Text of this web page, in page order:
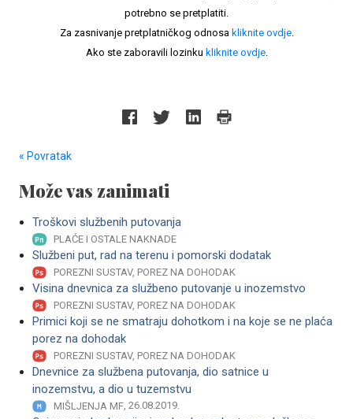
potrebno se pretplatiti.
Za zasnivanje pretplatničkog odnosa kliknite ovdje.
Ako ste zaboravili lozinku kliknite ovdje.
« Povratak
Može vas zanimati
Troškovi službenih putovanja
PLAĆE I OSTALE NAKNADE
Službeni put, rad na terenu i pomorski dodatak
POREZNI SUSTAV, POREZ NA DOHODAK
Visina dnevnica za službeno putovanje u inozemstvo
POREZNI SUSTAV, POREZ NA DOHODAK
Primici koji se ne smatraju dohotkom i na koje se ne plaća
porez na dohodak
POREZNI SUSTAV, POREZ NA DOHODAK
Dnevnice za službena putovanja, dio satnice u
inozemstvu, a dio u tuzemstvu
MIŠLJENJA MF, 26.08.2019.